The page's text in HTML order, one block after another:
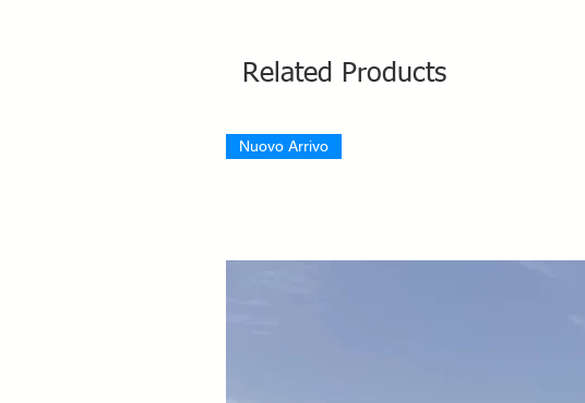
Related Products
Nuovo Arrivo